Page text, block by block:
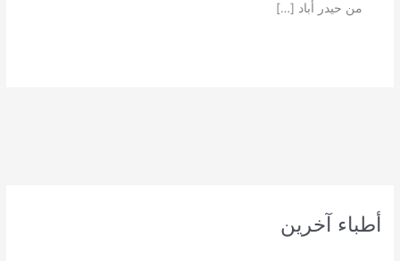
أطباء آخرين
من حيدر أباد […]